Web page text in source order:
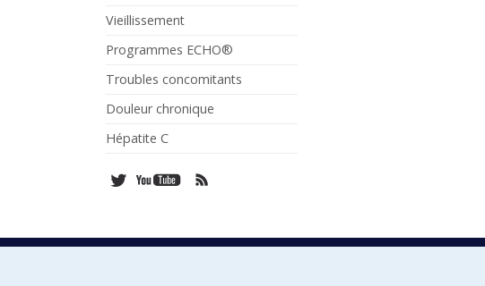
Vieillissement
Programmes ECHO®
Troubles concomitants
Douleur chronique
Hépatite C